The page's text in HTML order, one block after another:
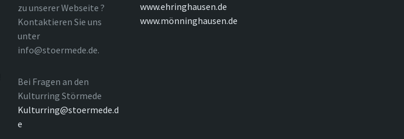
zu unserer Webseite ?
Kontaktieren Sie uns
unter
info@stoermede.de.
Bei Fragen an den
Kulturring Störmede
Kulturring@stoermede.d
e
www.ehringhausen.de
www.mönninghausen.de